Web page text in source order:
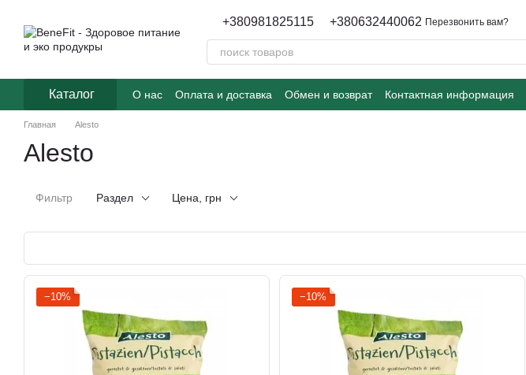
+380981825115 +380632440062 Перезвонить вам?
Каталог О нас Оплата и доставка Обмен и возврат Контактная информация
Главная Alesto
Alesto
Фильтр Раздел Цена, грн
−10% −10%